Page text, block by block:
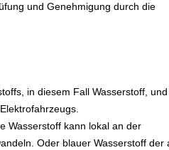
und Genehmigung durch die
in diesem Fall Wasserstoff,
Wasserstoff kann lokal an der
Oder blauer Wasserstoff der